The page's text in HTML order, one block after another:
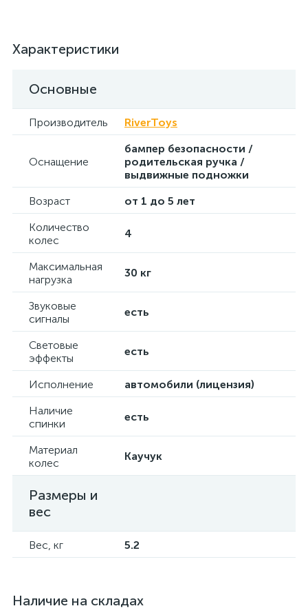
Характеристики
Основные
Производитель RiverToys
Оснащение
бампер безопасности /
родительская ручка /
выдвижные подножки
Возраст
от 1 до 5 лет
Количество
колес
4
Максимальная
нагрузка
30 кг
Звуковые
сигналы
есть
Световые
эффекты
есть
Исполнение
автомобили (лицензия)
Наличие
спинки
есть
Материал
колес
Каучук
Размеры и
вес
Вес, кг 5.2
Наличие на складах